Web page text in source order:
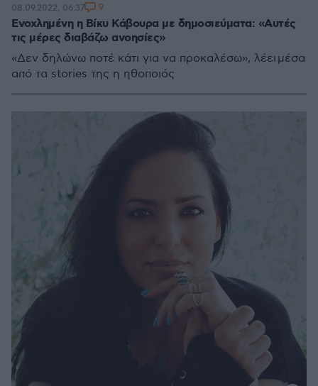
Ενοχλημένη η Βίκυ Κάβουρα με δημοσιεύματα: «Αυτές
τις μέρες διαβάζω ανοησίες»
«Δεν δηλώνω ποτέ κάτι για να προκαλέσω», λέει μέσα
από τα stories της η ηθοποιός
08.09.2022, 06:37 9